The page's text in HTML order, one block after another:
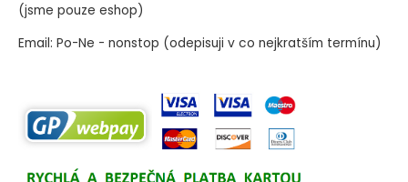
(jsme pouze eshop)
Email: Po-Ne - nonstop (odepisuji v co nejkratším termínu)